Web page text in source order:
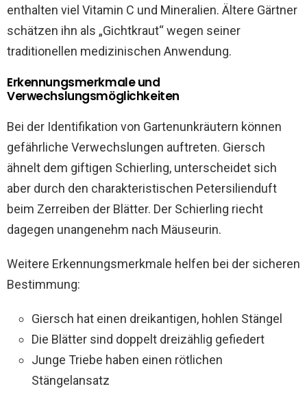
enthalten viel Vitamin C und Mineralien. Ältere Gärtner
schätzen ihn als „Gichtkraut“ wegen seiner
traditionellen medizinischen Anwendung.
Erkennungsmerkmale und
Verwechslungsmöglichkeiten
Bei der Identifikation von Gartenunkräutern können
gefährliche Verwechslungen auftreten. Giersch
ähnelt dem giftigen Schierling, unterscheidet sich
aber durch den charakteristischen Petersilienduft
beim Zerreiben der Blätter. Der Schierling riecht
dagegen unangenehm nach Mäuseurin.
Weitere Erkennungsmerkmale helfen bei der sicheren
Bestimmung:
Giersch hat einen dreikantigen, hohlen Stängel
Die Blätter sind doppelt dreizählig gefiedert
Junge Triebe haben einen rötlichen
Stängelansatz